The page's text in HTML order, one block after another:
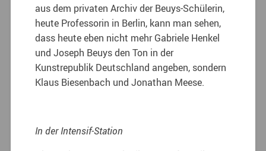
aus dem privaten Archiv der Beuys-Schülerin,
heute Professorin in Berlin, kann man sehen,
dass heute eben nicht mehr Gabriele Henkel
und Joseph Beuys den Ton in der
Kunstrepublik Deutschland angeben, sondern
Klaus Biesenbach und Jonathan Meese.
In der Intensif-Station